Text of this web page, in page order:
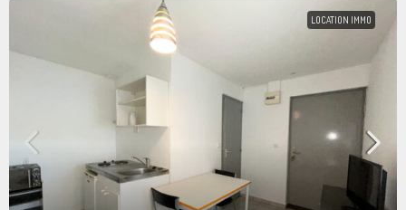
LOCATION IMMO